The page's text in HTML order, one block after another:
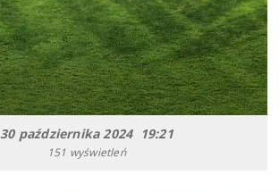
30 października 2024 19:21
151 wyświetleń